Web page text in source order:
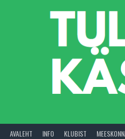
AVALEHT INFO KLUBIST